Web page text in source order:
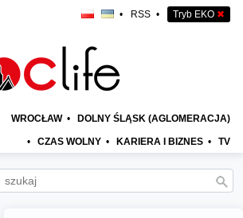
• RSS • Tryb EKO ✖
WROCŁAW • DOLNY ŚLĄSK (AGLOMERACJA)
• CZAS WOLNY • KARIERA I BIZNES • TV